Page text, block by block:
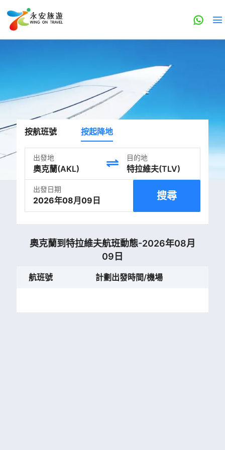
按航班號 按起降地
出發地 目的地
出發日期
2026年08月09日 搜尋
奧克蘭到特拉維夫航班動態-2026年08月
09日
航班號 計劃出發時間/機場